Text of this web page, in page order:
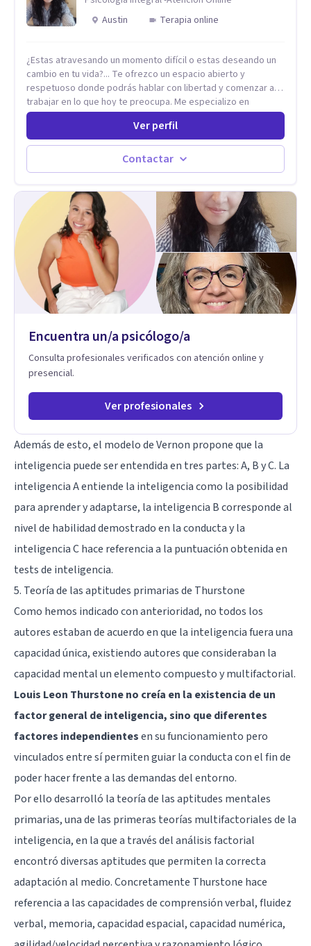
Austin
Terapia online
¿Estas atravesando un momento difícil o estas deseando un
cambio en tu vida?... Te ofrezco un espacio abierto y
respetuoso donde podrás hablar con libertad y comenzar a
trabajar en lo que hoy te preocupa. Me especializo en
Trastornos de Ansiedad y a lo largo de mi experiencia
profesional he acompañado a muchas Familias y Parejas con
distintas problemáticas como el manejo del estrés,
Autoestima, Gestión de la Ira, Depresión, Retos en la Crianza,
Codependencia, Celos, entre otros. Cuento con más de 12
trabajado en distintos contextos clínicos con niños,
Adolescentes y Adultos
Ver perfil
Contactar
Encuentra un/a psicólogo/a
Consulta profesionales verificados con atención online y
presencial.
Ver profesionales
Además de esto, el modelo de Vernon propone que la
inteligencia puede ser entendida en tres partes: A, B y C. La
inteligencia A entiende la inteligencia como la posibilidad
para aprender y adaptarse, la inteligencia B corresponde al
nivel de habilidad demostrado en la conducta y la
inteligencia C hace referencia a la puntuación obtenida en
tests de inteligencia.
5. Teoría de las aptitudes primarias de Thurstone
Como hemos indicado con anterioridad, no todos los
autores estaban de acuerdo en que la inteligencia fuera una
capacidad única, existiendo autores que consideraban la
capacidad mental un elemento compuesto y multifactorial.
Louis Leon Thurstone no creía en la existencia de un
factor general de inteligencia, sino que diferentes
factores independientesen su funcionamiento pero
vinculados entre sí permiten guiar la conducta con el fin de
poder hacer frente a las demandas del entorno.
Por ello desarrolló la teoría de las aptitudes mentales
primarias, una de las primeras teorías multifactoriales de la
inteligencia, en la que a través del análisis factorial
encontró diversas aptitudes que permiten la correcta
adaptación al medio. Concretamente Thurstone hace
referencia a las capacidades de comprensión verbal, fluidez
verbal, memoria, capacidad espacial, capacidad numérica,